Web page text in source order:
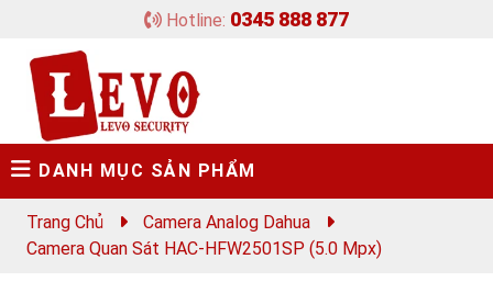
Hotline: 0345 888 877
DANH MỤC SẢN PHẨM
Trang Chủ
Camera Analog Dahua
Camera Quan Sát HAC-HFW2501SP (5.0 Mpx)